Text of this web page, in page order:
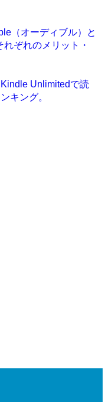
（オーディブル）と
ぞれのメリット・
Unlimitedで読
キング。